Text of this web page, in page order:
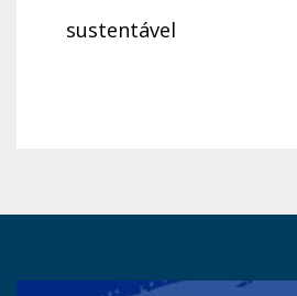
sustentável